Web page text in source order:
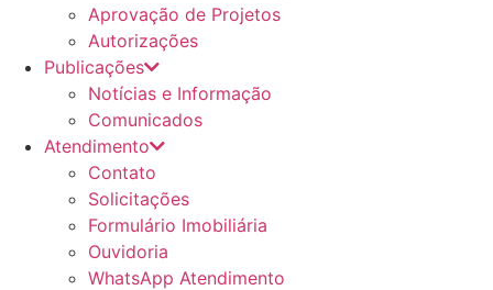
Aprovação de Projetos
Autorizações
Publicações
Notícias e Informação
Comunicados
Atendimento
Contato
Solicitações
Formulário Imobiliária
Ouvidoria
WhatsApp Atendimento